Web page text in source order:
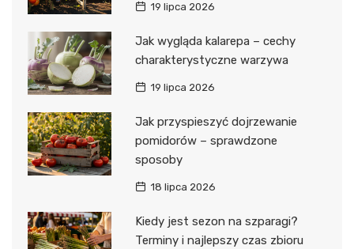
19 lipca 2026
Jak wygląda kalarepa – cechy
charakterystyczne warzywa
19 lipca 2026
Jak przyspieszyć dojrzewanie
pomidorów – sprawdzone
sposoby
18 lipca 2026
Kiedy jest sezon na szparagi?
Terminy i najlepszy czas zbioru